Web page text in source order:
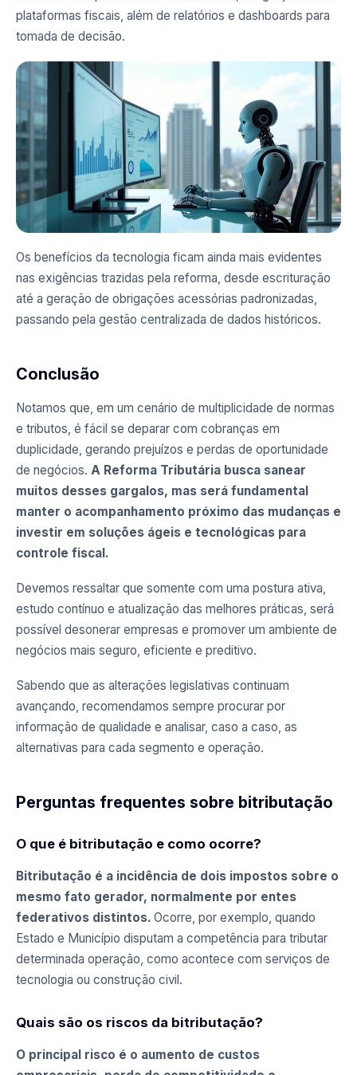
plataformas fiscais, além de relatórios e dashboards para
tomada de decisão.
Os benefícios da tecnologia ficam ainda mais evidentes
nas exigências trazidas pela reforma, desde escrituração
até a geração de obrigações acessórias padronizadas,
passando pela gestão centralizada de dados históricos.
Conclusão
Notamos que, em um cenário de multiplicidade de normas
e tributos, é fácil se deparar com cobranças em
duplicidade, gerando prejuízos e perdas de oportunidade
de negócios. A Reforma Tributária busca sanear
muitos desses gargalos, mas será fundamental
manter o acompanhamento próximo das mudanças e
investir em soluções ágeis e tecnológicas para
controle fiscal.
Devemos ressaltar que somente com uma postura ativa,
estudo contínuo e atualização das melhores práticas, será
possível desonerar empresas e promover um ambiente de
negócios mais seguro, eficiente e preditivo.
Sabendo que as alterações legislativas continuam
avançando, recomendamos sempre procurar por
informação de qualidade e analisar, caso a caso, as
alternativas para cada segmento e operação.
Perguntas frequentes sobre bitributação
O que é bitributação e como ocorre?
Bitributação é a incidência de dois impostos sobre o
mesmo fato gerador, normalmente por entes
federativos distintos. Ocorre, por exemplo, quando
Estado e Município disputam a competência para tributar
determinada operação, como acontece com serviços de
tecnologia ou construção civil.
Quais são os riscos da bitributação?
O principal risco é o aumento de custos